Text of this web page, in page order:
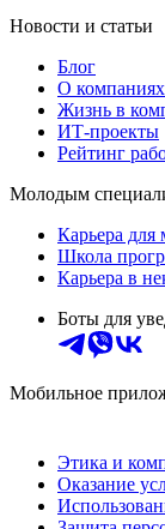
Новости и статьи
Блог
О
Жизнь в
ИТ-проекты
Рейтинг
Молодым
Карьера для
Школа
Карьера в
Боты для
Мобильное
Этика и
Оказание